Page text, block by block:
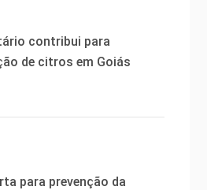
contribui para
de citros em Goiás
para prevenção da